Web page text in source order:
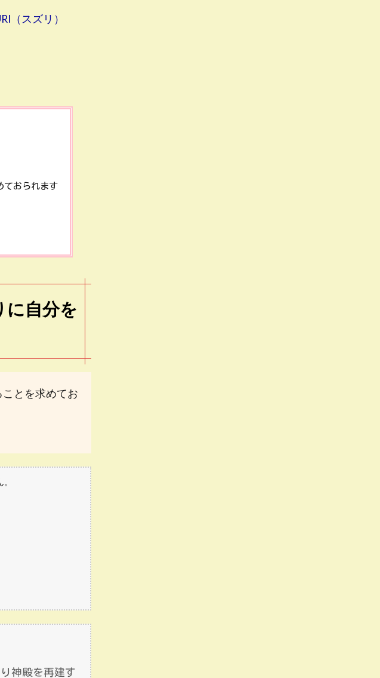
（スズリ）
ておられます
に自分を
とを求めてお
神殿を再建す